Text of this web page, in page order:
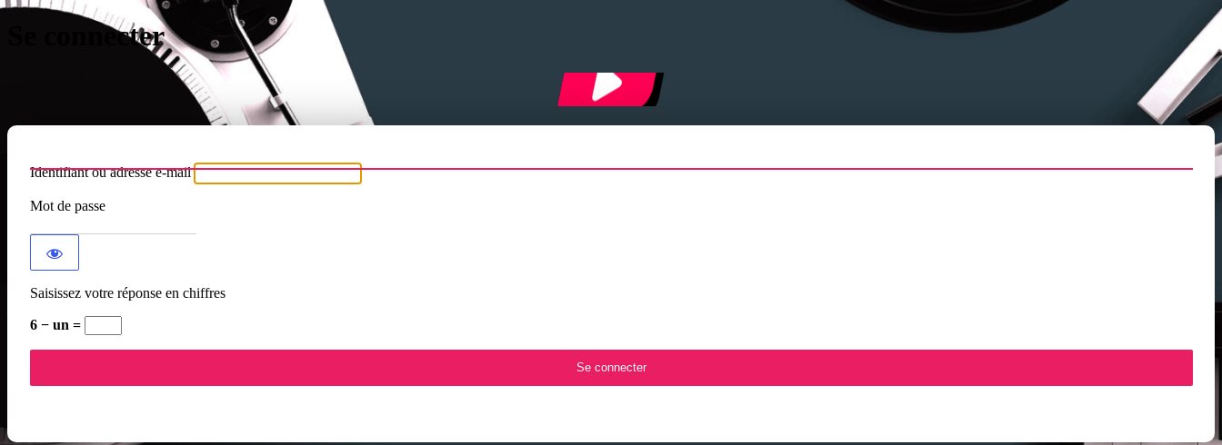
Se connecter
Identifiant ou adresse e-mail
Mot de passe
Saisissez votre réponse en chiffres
6 − un =